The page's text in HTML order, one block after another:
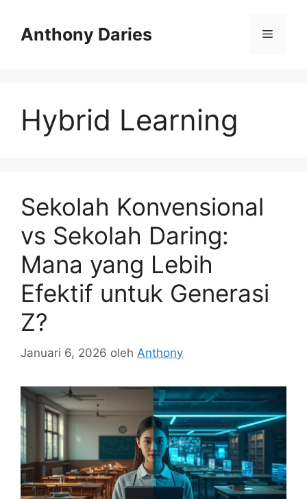
Anthony Daries Menu
Hybrid Learning
Sekolah Konvensional
vs Sekolah Daring:
Mana yang Lebih
Efektif untuk Generasi
Z?
Januari 6, 2026 oleh Anthony